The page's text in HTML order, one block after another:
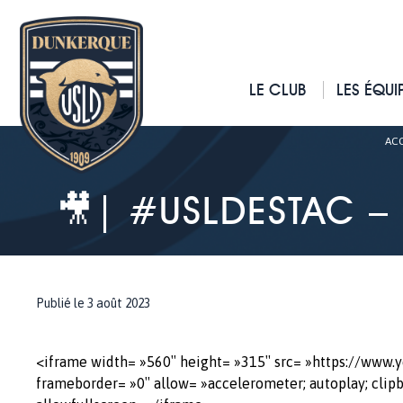
LE CLUB LES
🎥| #USLDESTAC –
Publié le 3 août 2023
<iframe width= »560″ height= »315″ src= »https://
frameborder= »0″ allow= »accelerometer; autoplay;